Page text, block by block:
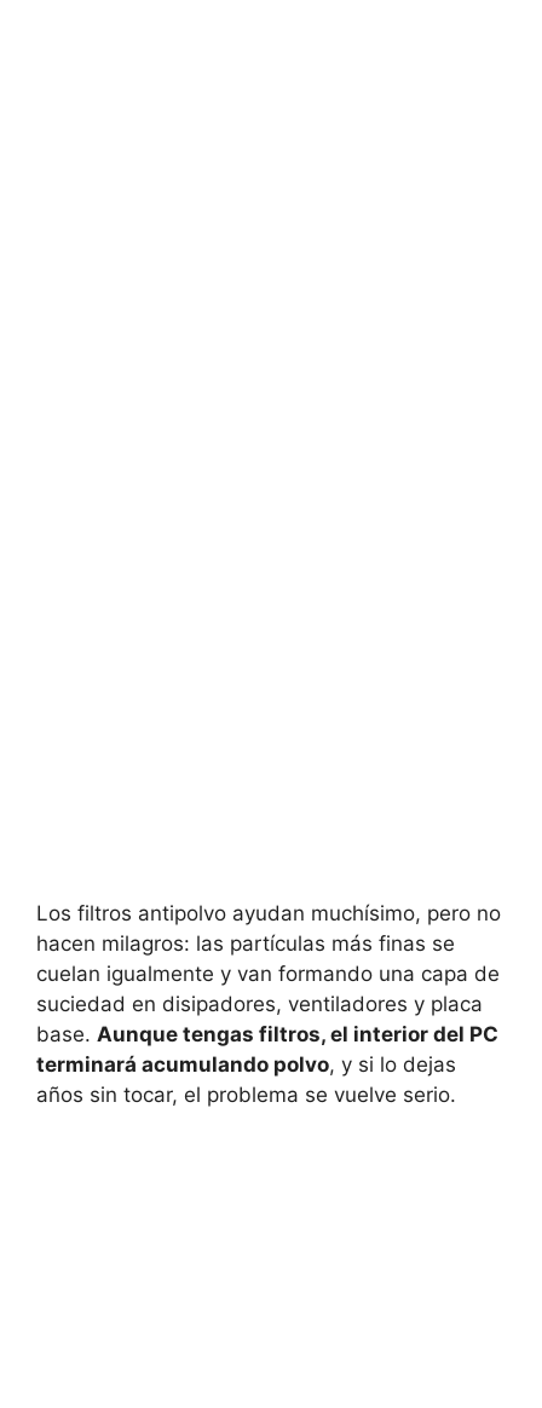
Los filtros antipolvo ayudan muchísimo, pero no
hacen milagros: las partículas más finas se
cuelan igualmente y van formando una capa de
suciedad en disipadores, ventiladores y placa
base. Aunque tengas filtros, el interior del PC
terminará acumulando polvo, y si lo dejas
años sin tocar, el problema se vuelve serio.